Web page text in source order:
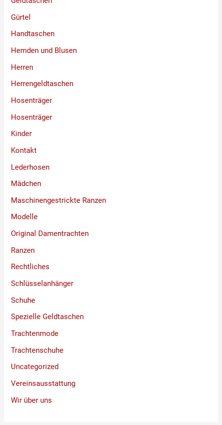
Gürtel
Handtaschen
Hemden und Blusen
Herren
Herrengeldtaschen
Hosenträger
Hosenträger
Kinder
Kontakt
Lederhosen
Mädchen
Maschinengestrickte Ranzen
Modelle
Original Damentrachten
Ranzen
Rechtliches
Schlüsselanhänger
Schuhe
Spezielle Geldtaschen
Trachtenmode
Trachtenschuhe
Uncategorized
Vereinsausstattung
Wir über uns